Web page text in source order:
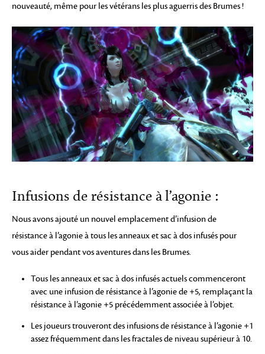
nouveauté, même pour les vétérans les plus aguerris des Brumes !
Infusions de résistance à l’agonie :
Nous avons ajouté un nouvel emplacement d’infusion de
résistance à l’agonie à tous les anneaux et sac à dos infusés pour
vous aider pendant vos aventures dans les Brumes.
Tous les anneaux et sac à dos infusés actuels commenceront
avec une infusion de résistance à l’agonie de +5, remplaçant la
résistance à l’agonie +5 précédemment associée à l’objet.
Les joueurs trouveront des infusions de résistance à l’agonie +1
assez fréquemment dans les fractales de niveau supérieur à 10.